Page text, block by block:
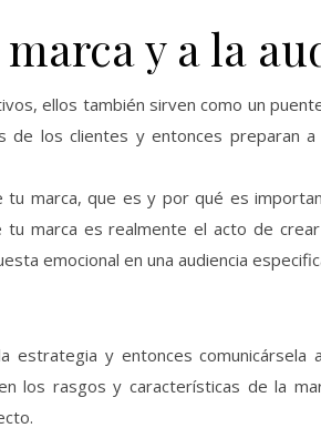
y a la
ellos también sirven como un
de los clientes y entonces preparan
tu marca, que es y por qué es
tu marca es realmente el acto de
emocional en una audiencia
estrategia y entonces comunicársela
los rasgos y características de la